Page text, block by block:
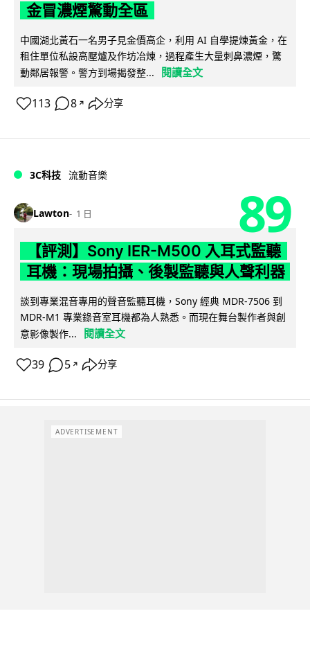
金冒濃煙驚動全區
中國湖北黃石一名男子見金價高企，利用 AI 自學提煉黃金，在
租住單位私設高壓爐及作坊冶煉，過程產生大量刺鼻濃煙，驚
動鄰居報警。警方到場揭發整...
閱讀全文
113 8 ↗ 分享
3C科技 流動音樂
Lawton 1 日 89
【評測】Sony IER-M500 入耳式監聽
耳機：現場拍攝、後製監聽與人聲利器
談到專業混音專用的聲音監聽耳機，Sony 經典 MDR-7506 到
MDR-M1 專業錄音室耳機都為人熟悉。而現在舞台製作者與創
意影像製作...
閱讀全文
39 5 ↗ 分享
ADVERTISEMENT